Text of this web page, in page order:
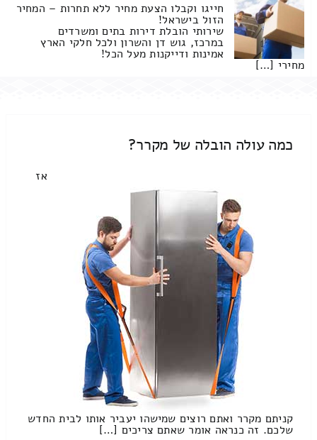
חייגו וקבלו הצעת מחיר ללא תחרות – המחיר
הזול בישראל!
שירותי הובלת דירות בתים ומשרדים
במרכז, גוש דן והשרון ולכל חלקי הארץ
אמינות ודייקנות מעל הכל!
מחירי […]
כמה עולה הובלה של מקרר?
אז
קניתם מקרר ואתם רוצים שמישהו יעביר אותו לבית החדש
שלכם. זה כנראה אומר שאתם צריכים […]